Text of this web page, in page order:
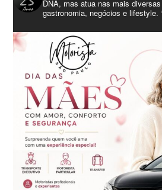
DNA, mas atua nas mais
gastronomia, negócios e lifestyle.